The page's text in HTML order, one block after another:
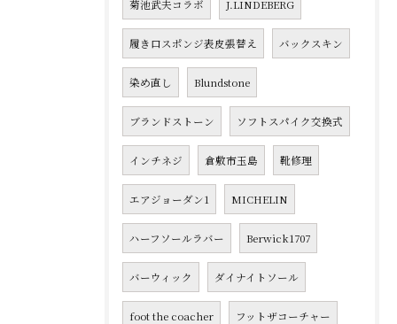
菊池武夫コラボ J.LINDEBERG
履き口スポンジ表皮張替え バックスキン
染め直し Blundstone
ブランドストーン ソフトスパイク交換式
インチネジ 倉敷市玉島 靴修理
エアジョーダン1 MICHELIN
ハーフソールラバー Berwick1707
バーウィック ダイナイトソール
foot the coacher フットザコーチャー